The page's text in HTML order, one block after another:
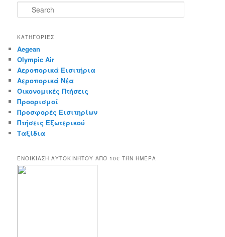
e
r
h
ΚΑΤΗΓΟΡΊΕΣ
Aegean
Olympic Air
Αεροπορικά Εισιτήρια
Αεροπορικά Νέα
Οικονομικές Πτήσεις
Προορισμοί
Προσφορές Εισιτηρίων
Πτήσεις Εξωτερικού
Ταξίδια
ΕΝΟΙΚΊΑΣΗ ΑΥΤΟΚΙΝΉΤΟΥ ΑΠΌ 10€ ΤΉΝ ΗΜΈΡΑ